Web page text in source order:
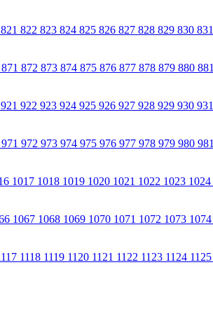
821 822 823 824 825 826 827 828 829 830 831
871 872 873 874 875 876 877 878 879 880 881
921 922 923 924 925 926 927 928 929 930 931
971 972 973 974 975 976 977 978 979 980 981
1017 1018 1019 1020 1021 1022 1023 1024
1067 1068 1069 1070 1071 1072 1073 1074
1118 1119 1120 1121 1122 1123 1124 1125